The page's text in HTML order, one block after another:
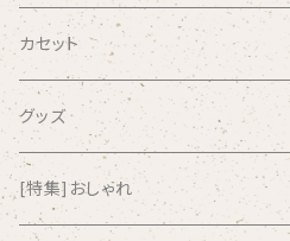
AIRCRAFT
airlie
AKUTAGAWA FANCLUB
カセット
グッズ
[特集]おしゃれ